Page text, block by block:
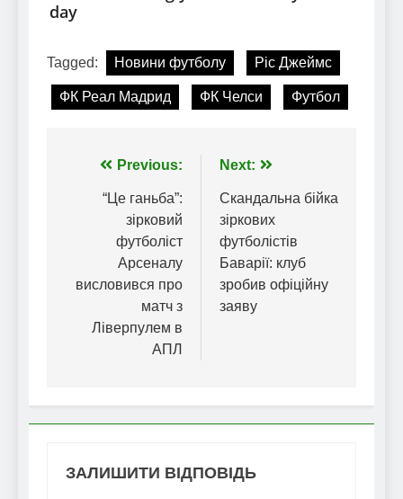
Tagged: Новини футболу Ріс Джеймс
ФК Реал Мадрид ФК Челси Футбол
Навігація
записів
Previous:
“Це ганьба”:
зірковий
футболіст
Арсеналу
висловився про
матч з
Ліверпулем в
АПЛ
Next:
Скандальна бійка
зіркових
футболістів
Баварії: клуб
зробив офіційну
заяву
ЗАЛИШИТИ ВІДПОВІДЬ